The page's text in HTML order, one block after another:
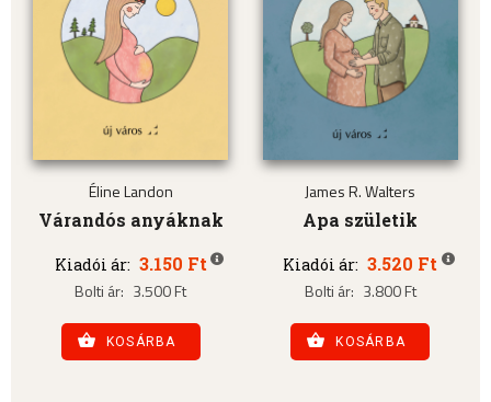
Éline Landon
Várandós anyáknak
Kiadói ár: 3.150 Ft
Bolti ár: 3.500 Ft
KOSÁRBA
James R. Walters
Apa születik
Kiadói ár: 3.520 Ft
Bolti ár: 3.800 Ft
KOSÁRBA